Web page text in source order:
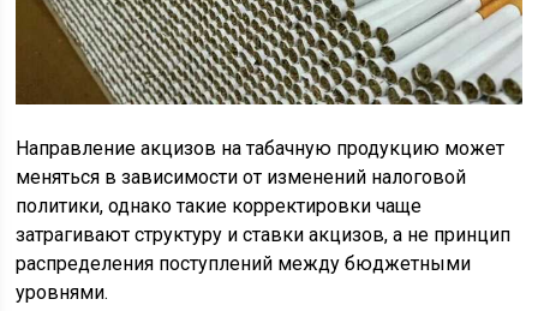
Направление акцизов на табачную продукцию может
меняться в зависимости от изменений налоговой
политики, однако такие корректировки чаще
затрагивают структуру и ставки акцизов, а не принцип
распределения поступлений между бюджетными
уровнями.